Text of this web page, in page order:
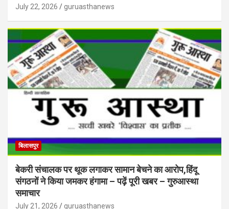
July 22, 2026 guruasthanews
बिलासपुर
बेकरी संचालक पर थूक लगाकर सामान बेचने का आरोप,हिंदू
संगठनों ने किया जमकर हंगामा – पढ़ें पूरी खबर – गुरुआस्था
समाचार
July 21, 2026 guruasthanews